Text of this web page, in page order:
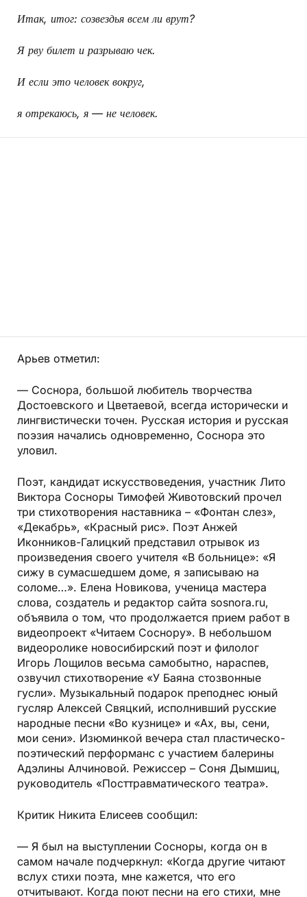
Итак, итог: созвездья всем ли врут?
Я рву билет и разрываю чек.
И если это человек вокруг,
я отрекаюсь, я — не человек.
Арьев отметил:
— Соснора, большой любитель творчества
Достоевского и Цветаевой, всегда исторически и
лингвистически точен. Русская история и русская
поэзия начались одновременно, Соснора это
уловил.
Поэт, кандидат искусствоведения, участник Лито
Виктора Сосноры Тимофей Животовский прочел
три стихотворения наставника – «Фонтан слез»,
«Декабрь», «Красный рис». Поэт Анжей
Иконников-Галицкий представил отрывок из
произведения своего учителя «В больнице»: «Я
сижу в сумасшедшем доме, я записываю на
соломе…». Елена Новикова, ученица мастера
слова, создатель и редактор сайта sosnora.ru,
объявила о том, что продолжается прием работ в
видеопроект «Читаем Соснору». В небольшом
видеоролике новосибирский поэт и филолог
Игорь Лощилов весьма самобытно, нараспев,
озвучил стихотворение «У Баяна стозвонные
гусли». Музыкальный подарок преподнес юный
гусляр Алексей Свяцкий, исполнивший русские
народные песни «Во кузнице» и «Ах, вы, сени,
мои сени». Изюминкой вечера стал пластическо-
поэтический перформанс с участием балерины
Адэлины Алчиновой. Режиссер – Соня Дымшиц,
руководитель «Посттравматического театра».
Критик Никита Елисеев сообщил:
— Я был на выступлении Сосноры, когда он в
самом начале подчеркнул: «Когда другие читают
вслух стихи поэта, мне кажется, что его
отчитывают. Когда поют песни на его стихи, мне